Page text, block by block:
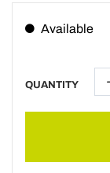
Available
QUANTITY